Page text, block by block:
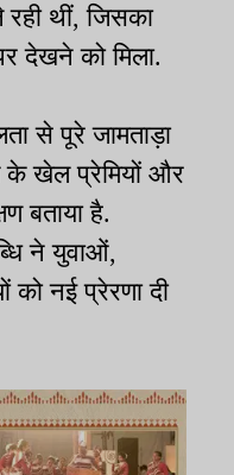
रही थीं, जिसका
देखने को मिला.
से पूरे जामताड़ा
के खेल प्रेमियों और
बताया है.
ने युवाओं,
को नई प्रेरणा दी